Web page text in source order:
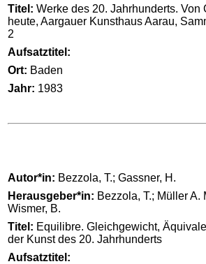
Titel: Werke des 20. Jahrhunderts. Von
heute, Aargauer Kunsthaus Aarau,
2
Aufsatztitel:
Ort: Baden
Jahr: 1983
Autor*in: Bezzola, T.; Gassner, H.
Herausgeber*in: Bezzola, T.; Müller A.
Wismer, B.
Titel: Equilibre. Gleichgewicht,
der Kunst des 20. Jahrhunderts
Aufsatztitel: